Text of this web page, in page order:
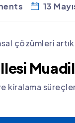
13
çözümleri artık
kiralama